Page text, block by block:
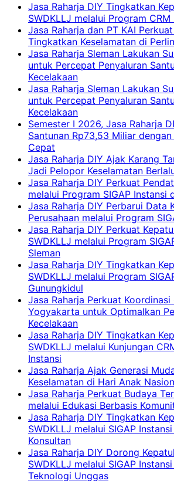
Jasa Raharja DIY Tingkatkan
SWDKLLJ melalui Program CRM
Jasa Raharja dan PT KAI
Tingkatkan Keselamatan di
Jasa Raharja Sleman Lakukan
untuk Percepat Penyaluran
Kecelakaan
Jasa Raharja Sleman Lakukan
untuk Percepat Penyaluran
Kecelakaan
Semester I 2026, Jasa Raharja
Santunan Rp73,53 Miliar
Cepat
Jasa Raharja DIY Ajak Karang
Jadi Pelopor Keselamatan
Jasa Raharja DIY Perkuat
melalui Program SIGAP Instansi
Jasa Raharja DIY Perbarui Data
Perusahaan melalui Program
Jasa Raharja DIY Perkuat
SWDKLLJ melalui Program
Sleman
Jasa Raharja DIY Tingkatkan
SWDKLLJ melalui Program
Gunungkidul
Jasa Raharja Perkuat Koordinasi
Yogyakarta untuk Optimalkan
Kecelakaan
Jasa Raharja DIY Tingkatkan
SWDKLLJ melalui Kunjungan
Instansi
Jasa Raharja Ajak Generasi
Keselamatan di Hari Anak
Jasa Raharja Perkuat Budaya
melalui Edukasi Berbasis
Jasa Raharja DIY Tingkatkan
SWDKLLJ melalui SIGAP
Konsultan
Jasa Raharja DIY Dorong
SWDKLLJ melalui SIGAP
Teknologi Unggas